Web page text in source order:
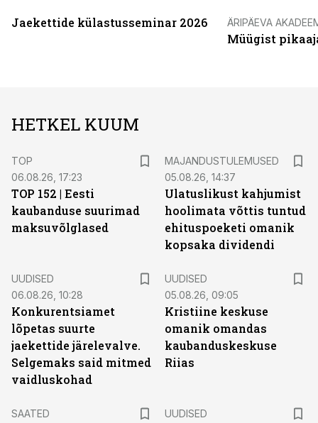
Jaekettide külastusseminar 2026 ÄRIPÄEVA
Müügist
HETKEL KUUM
TOP
06.08.26, 17:23
TOP 152 | Eesti
kaubanduse suurimad
maksuvõlglased
MAJANDUSTULEMUSED
05.08.26, 14:37
Ulatuslikust kahjumist
hoolimata võttis tuntud
ehituspoeketi omanik
kopsaka dividendi
UUDISED
06.08.26, 10:28
Konkurentsiamet
lõpetas suurte
jaekettide järelevalve.
Selgemaks said mitmed
vaidluskohad
UUDISED
05.08.26, 09:05
Kristiine keskuse
omanik omandas
kaubanduskeskuse
Riias
SAATED
UUDISED